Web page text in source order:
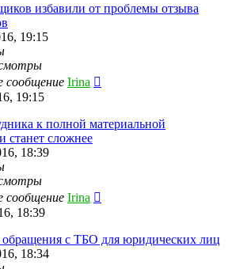
избавили от проблемы отзыва
19:15
сообщение Irina
19:15
к полной материальной
станет сложнее
18:39
сообщение Irina
18:39
с ТБО для юридических лиц
18:34